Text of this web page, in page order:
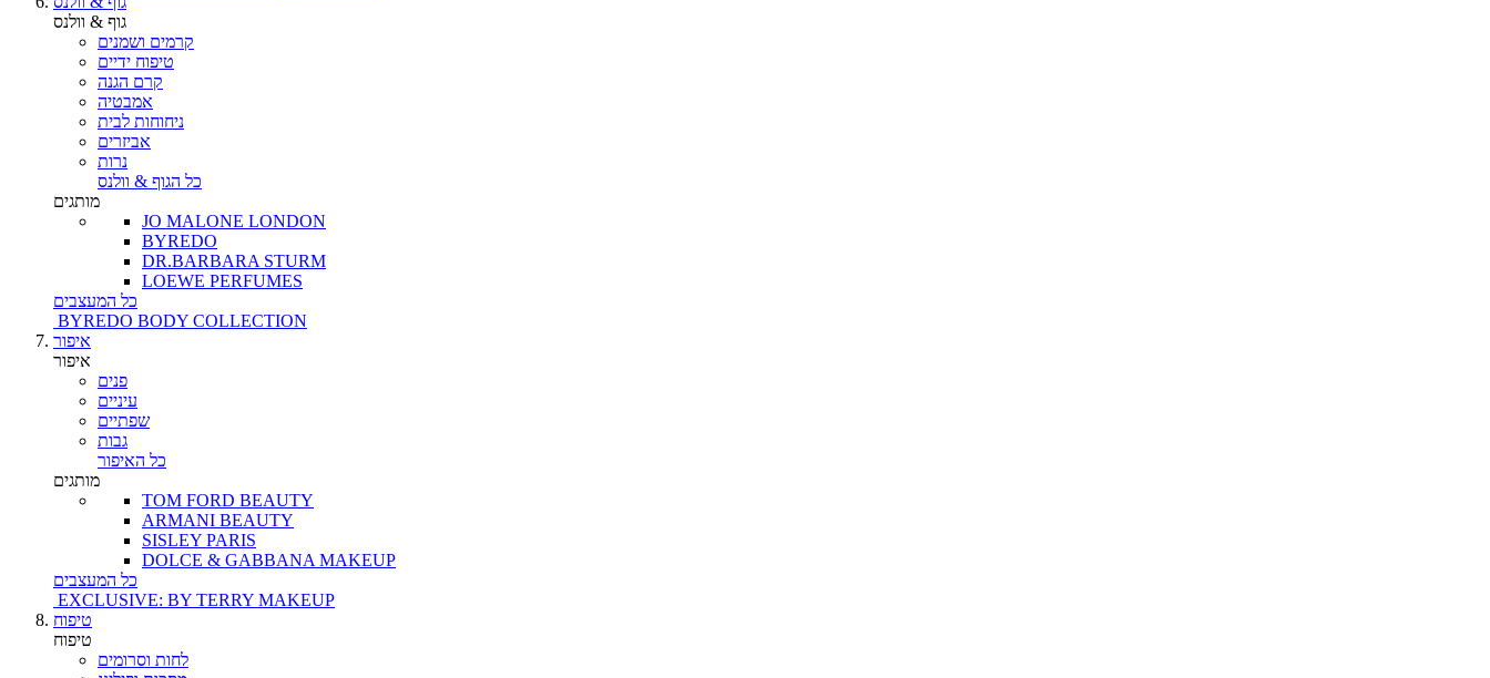
גוף & וולנס
קרמים ושמנים
טיפוח ידיים
קרם הגנה
אמבטיה
ניחוחות לבית
אביזרים
נרות
כל הגוף & וולנס
מותגים
JO MALONE LONDON
BYREDO
DR.BARBARA STURM
LOEWE PERFUMES
כל המעצבים
BYREDO BODY COLLECTION
איפור
איפור
פנים
עיניים
שפתיים
גבות
כל האיפור
מותגים
TOM FORD BEAUTY
ARMANI BEAUTY
SISLEY PARIS
DOLCE & GABBANA MAKEUP
כל המעצבים
EXCLUSIVE: BY TERRY MAKEUP
טיפוח
טיפוח
לחות וסרומים